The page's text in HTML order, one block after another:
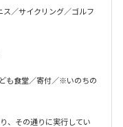
ス／サイクリング／ゴルフ
も食堂／寄付／※いのちの
、その通りに実行してい